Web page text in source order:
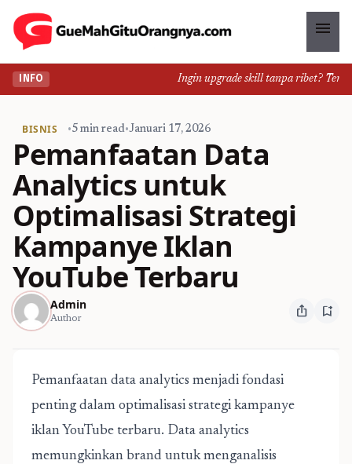
menu
INFO Ingin upgrade skill tanpa ribet?
BISNIS •5 min read•Januari 17, 2026
Pemanfaatan Data
Analytics untuk
Optimalisasi Strategi
Kampanye Iklan
YouTube Terbaru
Admin
Author ios_share bookmark_add
Pemanfaatan data analytics menjadi fondasi
penting dalam optimalisasi strategi kampanye
iklan YouTube terbaru. Data analytics
memungkinkan brand untuk menganalisis